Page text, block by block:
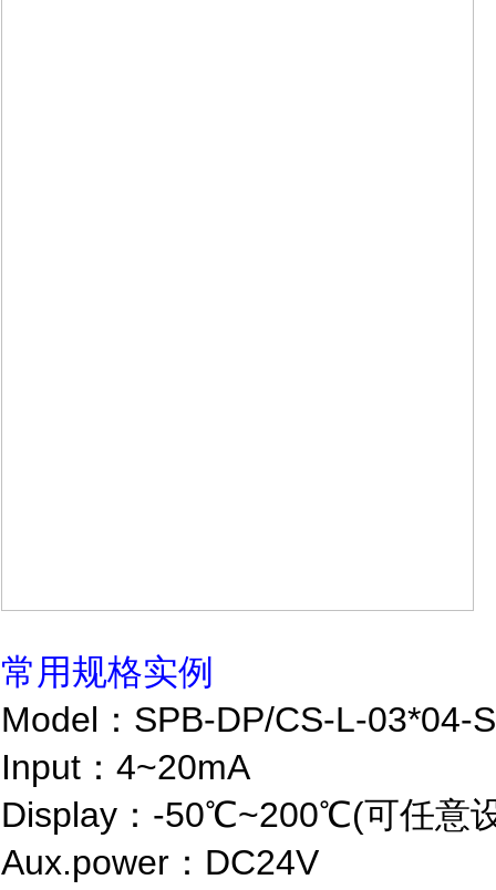
常用规格实例
Model：SPB-DP/CS-L-
Input：4~20mA
Display：-50℃~200℃(可任意
Aux.power：DC24V